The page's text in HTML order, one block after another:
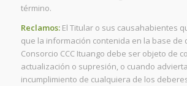
término.
Reclamos:El Titular o sus causahabientes
que la información contenida en la base de
Consorcio CCC Ituango debe ser objeto de
actualización o supresión, o cuando
incumplimiento de cualquiera de los